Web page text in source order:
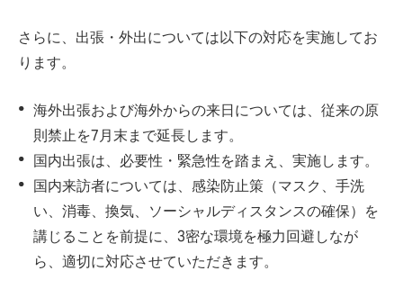
さらに、出張・外出については以下の対応を実施してお
ります。
海外出張および海外からの来日については、従来の原
則禁止を7月末まで延長します。
国内出張は、必要性・緊急性を踏まえ、実施します。
国内来訪者については、感染防止策（マスク、手洗
い、消毒、換気、ソーシャルディスタンスの確保）を
講じることを前提に、3密な環境を極力回避しなが
ら、適切に対応させていただきます。